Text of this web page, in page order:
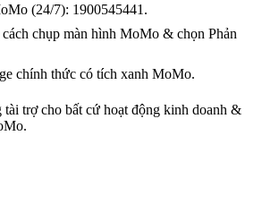
(24/7): 1900545441.
chụp màn hình MoMo & chọn Phản
chính thức có tích xanh MoMo.
tài trợ cho bất cứ hoạt động kinh doanh &